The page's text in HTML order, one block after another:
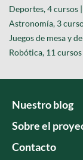
Deportes, 4 cursos |
Astronomía, 3
Juegos de mesa y
Robótica, 11 cursos
Nuestro blog
Sobre el
Contacto